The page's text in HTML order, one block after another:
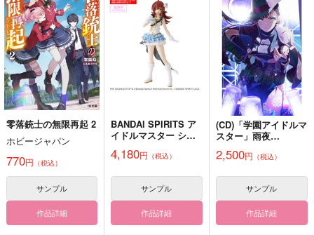
つーあっぷ！
787円（税込）
オールキャラ
サンプル
作品詳細
じめつ
（税込）
エース×デュース
サンプル
風太郎
800円（税込）
刀剣男士×男審神者
サンプル
作品詳細
零落銃士の無限再起 2
ホビージャパン
770円 （税込）
サンプル
作品詳細
BANDAI SPIRITS ア
イドルマスター シャ
ズ 30MS 小宮果穂 プ
4,180円 （税込）
サンプル
作品詳細
(CD)「学園アイドルマ
スター」雨夜
イアイ」
2,500円 （税込）
サンプル
作品詳細